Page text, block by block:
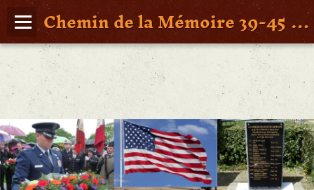
Chemin de la Mémoire 39-45 en Pays de Retz
Page d'accueil
Agenda
Album Photos
Vidéos
Poche St Nazaire